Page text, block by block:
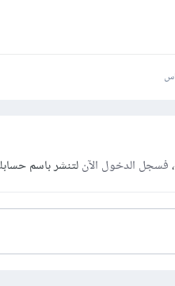
فسجل الدخول الآنلتنشر باسم